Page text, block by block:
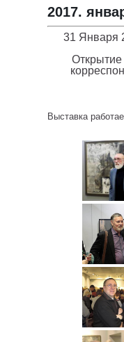
2017.
31
Выставка